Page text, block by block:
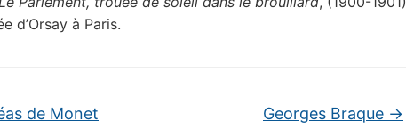
d’Orsay à Paris.
de Monet Georges Braque →